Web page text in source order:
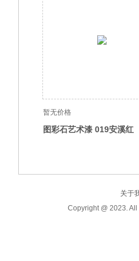
暂无价格
图彩石艺术漆 019安溪红
关于
Copyright @ 2023.